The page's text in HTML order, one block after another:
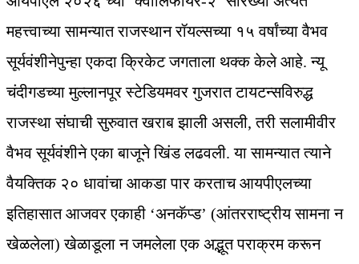
महत्त्वाच्या सामन्यात राजस्थान रॉयल्सच्या १५ वर्षांच्या वैभव
सूर्यवंशीनेपुन्हा एकदा क्रिकेट जगताला थक्क केले आहे. न्यू
चंदीगडच्या मुल्लानपूर स्टेडियमवर गुजरात टायटन्सविरुद्ध
राजस्था संघाची सुरुवात खराब झाली असली, तरी सलामीवीर
वैभव सूर्यवंशीने एका बाजूने खिंड लढवली. या सामन्यात त्याने
वैयक्तिक २० धावांचा आकडा पार करताच आयपीएलच्या
इतिहासात आजवर एकाही ‘अनकॅप्ड’ (आंतरराष्ट्रीय सामना न
खेळलेला) खेळाडूला न जमलेला एक अद्भूत पराक्रम करून